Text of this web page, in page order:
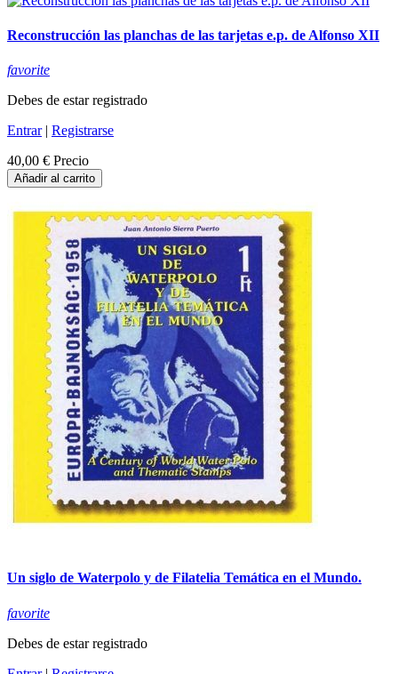
Reconstrucción las planchas de las tarjetas e.p. de Alfonso XII
favorite
Debes de estar registrado
Entrar| Registrarse
40,00 € Precio
Añadir al carrito
Un siglo de Waterpolo y de Filatelia Temática en el Mundo.
favorite
Debes de estar registrado